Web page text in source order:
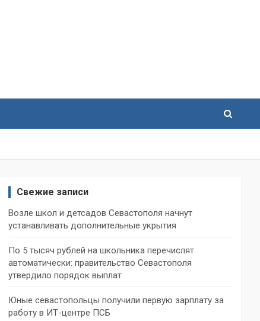
Свежие записи
Возле школ и детсадов Севастополя начнут
устанавливать дополнительные укрытия
По 5 тысяч рублей на школьника перечислят
автоматически: правительство Севастополя
утвердило порядок выплат
Юные севастопольцы получили первую зарплату за
работу в ИТ-центре ПСБ